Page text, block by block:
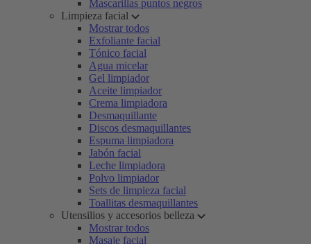
Mascarillas puntos negros
Limpieza facial
Mostrar todos
Exfoliante facial
Tónico facial
Agua micelar
Gel limpiador
Aceite limpiador
Crema limpiadora
Desmaquillante
Discos desmaquillantes
Espuma limpiadora
Jabón facial
Leche limpiadora
Polvo limpiador
Sets de limpieza facial
Toallitas desmaquillantes
Utensilios y accesorios belleza
Mostrar todos
Masaje facial